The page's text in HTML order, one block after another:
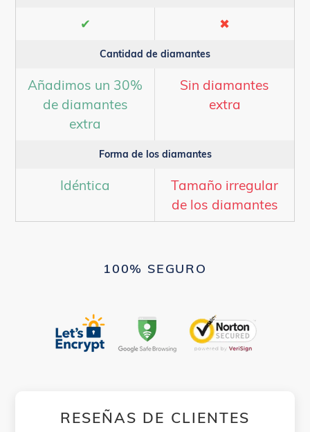
✔ ✖
Cantidad de diamantes
Añadimos un 30%
de diamantes
extra
Sin diamantes
extra
Forma de los diamantes
Idéntica
Tamaño irregular
de los diamantes
100% SEGURO
RESEÑAS DE CLIENTES